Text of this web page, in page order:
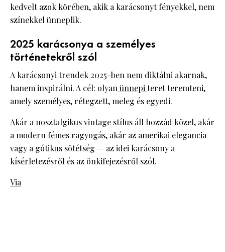
kedvelt azok körében, akik a karácsonyt fényekkel, nem
színekkel ünneplik.
2025 karácsonya a személyes
történetekről szól
A karácsonyi trendek 2025-ben nem diktálni akarnak,
hanem inspirálni. A cél: olyanünnepiteret teremteni,
amely személyes, rétegzett, meleg és egyedi.
Akár a nosztalgikus vintage stílus áll hozzád közel, akár
a modern fémes ragyogás, akár az amerikai elegancia
vagy a gótikus sötétség — az idei karácsony a
kísérletezésről és az önkifejezésről szól.
Via